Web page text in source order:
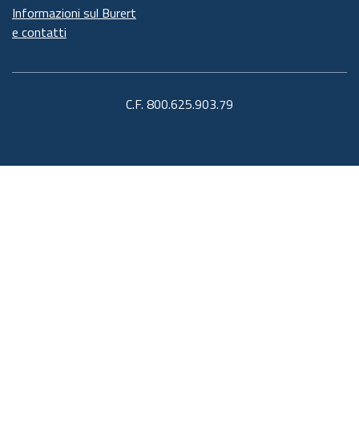
Informazioni sul Burert
e contatti
C.F. 800.625.903.79